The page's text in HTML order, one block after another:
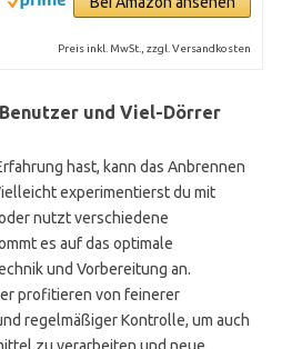
Preis inkl. MwSt., zzgl. Versandkosten
und Viel-Dörrer
hast, kann das Anbrennen
experimentierst du mit
nutzt verschiedene
es auf das optimale
und Vorbereitung an.
profitieren von feinerer
regelmäßiger Kontrolle, um auch